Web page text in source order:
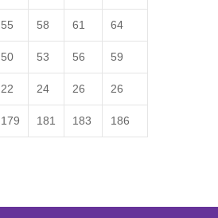
55 58 61 64
50 53 56 59
22 24 26 26
179 181 183 186